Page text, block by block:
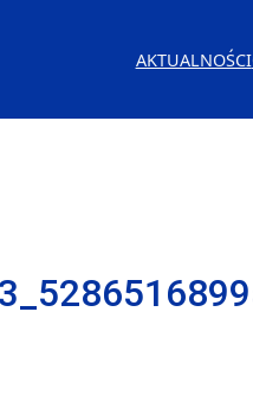
AKTUALNOŚCI